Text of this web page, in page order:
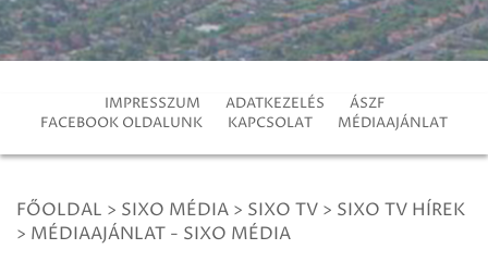
IMPRESSZUM ADATKEZELÉS
ÁSZF
FACEBOOK OLDALUNK
KAPCSOLAT MÉDIAAJÁNLAT
FŐOLDAL > SIXO MÉDIA > SIXO TV > SIXO TV HÍREK
> MÉDIAAJÁNLAT - SIXO MÉDIA